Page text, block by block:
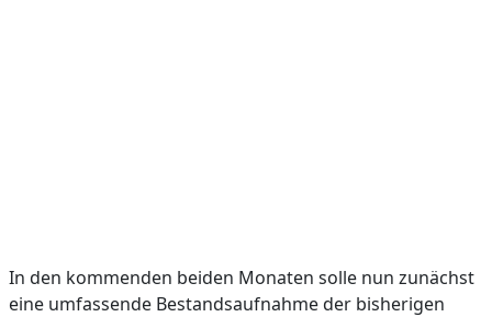
In den kommenden beiden Monaten solle nun zunächst
eine umfassende Bestandsaufnahme der bisherigen